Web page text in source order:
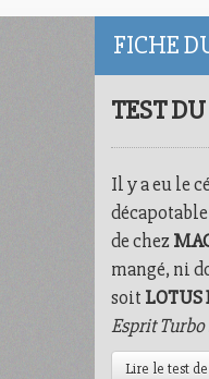
FICHE
TEST
Il y a eu le
de chez
mangé, ni
soit LOTUS
Esprit Turbo
Lire le test